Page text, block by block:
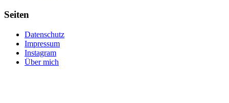
Seiten
Datenschutz
Impressum
Instagram
Über mich